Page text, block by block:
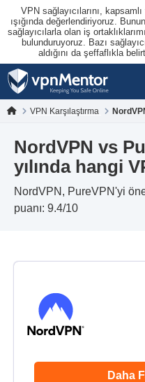
VPN sağlayıcılarını,
ışığında değerlendiriyoruz.
sağlayıcılarla olan iş
bulunduruyoruz. Bazı
aldığını da şeffaflıkla
VPN Karşılaştırma
NordVPN vs
yılında hangi
NordVPN, PureVPN'yi
puanı: 9.4/10
Daha